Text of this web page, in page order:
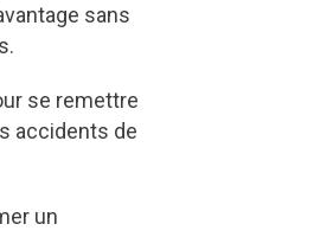
sans
se remettre
accidents de
un